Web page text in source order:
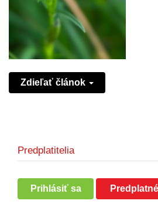
Zdieľať článok
Predplatitelia
Prihlásiť sa Predplatné